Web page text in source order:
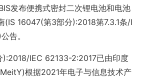
发布便携式密封二次锂电池和电池
(IS 16047(第3部分):2018第7.3.1条/I
告。
):2018/IEC 62133-2:2017已由印度
根据2021年电子与信息技术产